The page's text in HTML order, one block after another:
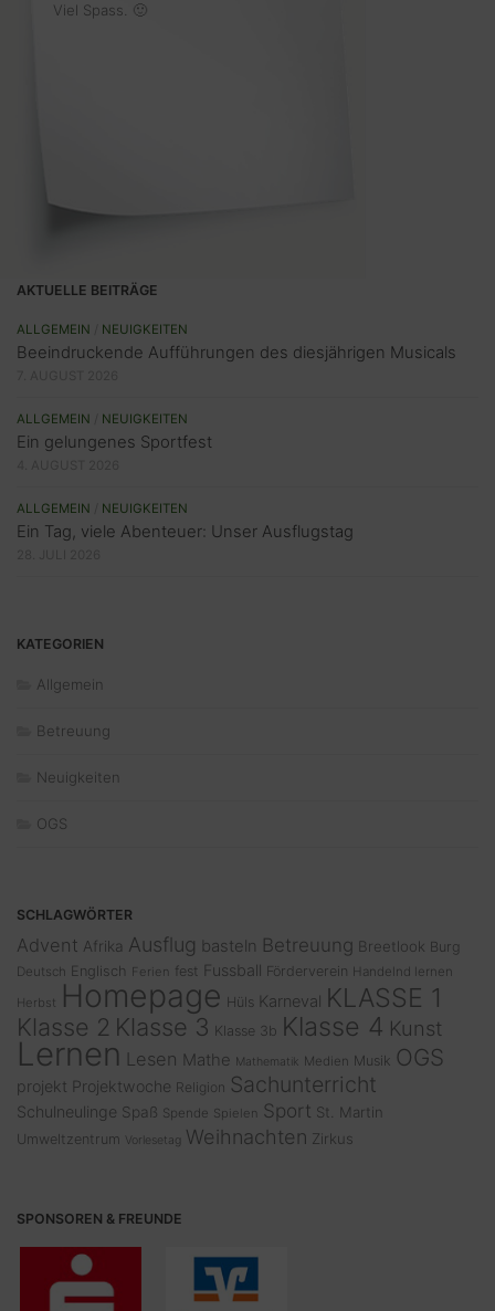
Viel Spass. 🙂
AKTUELLE BEITRÄGE
ALLGEMEIN NEUIGKEITEN
Beeindruckende Aufführungen des diesjährigen Musicals
ALLGEMEIN NEUIGKEITEN
Ein gelungenes Sportfest
ALLGEMEIN NEUIGKEITEN
Ein Tag, viele Abenteuer: Unser Ausflugstag
KATEGORIEN
Allgemein
Betreuung
Neuigkeiten
OGS
SCHLAGWÖRTER
Advent Afrika Ausflug basteln Betreuung Breetlook Burg
Deutsch Englisch Ferien fest Fussball Förderverein
Handelnd lernen
Herbst Homepage Hüls Karneval KLASSE 1
Klasse 2 Klasse 3 Klasse 3b Klasse 4 Kunst
Lernen Lesen Mathe Mathematik Medien Musik OGS
projekt Projektwoche Religion Sachunterricht
Schulneulinge Spaß Spende Spielen Sport St. Martin
Umweltzentrum Vorlesetag Weihnachten Zirkus
SPONSOREN & FREUNDE